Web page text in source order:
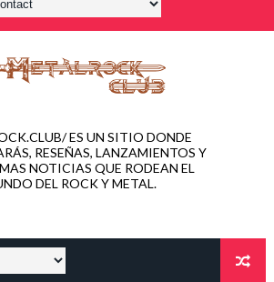
ES UN SITIO DONDE
RESEÑAS, LANZAMIENTOS Y
NOTICIAS QUE RODEAN EL
DEL ROCK Y METAL.